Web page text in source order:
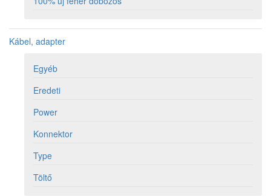
Kábel, adapter
Egyéb
Eredeti
Power
Konnektor
Type
Töltő